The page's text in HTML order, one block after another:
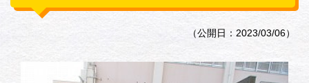
（公開日：2023/03/06）